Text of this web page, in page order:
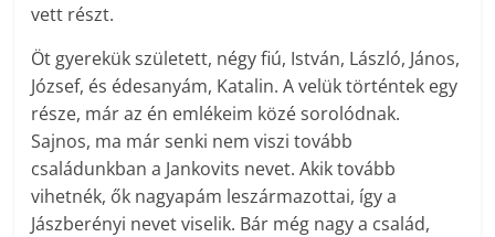
vett részt.
Öt gyerekük született, négy fiú, István, László, János,
József, és édesanyám, Katalin. A velük történtek egy
része, már az én emlékeim közé sorolódnak.
Sajnos, ma már senki nem viszi tovább
családunkban a Jankovits nevet. Akik tovább
vihetnék, ők nagyapám leszármazottai, így a
Jászberényi nevet viselik. Bár még nagy a család,